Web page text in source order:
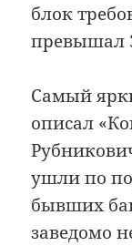
блок
превышал
Самый
описал
ушли по
бывших
заведомо